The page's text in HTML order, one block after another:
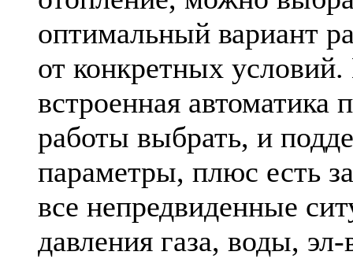
оптимальный вариант
от конкретных
встроенная
работы выбрать, и
параметры, плюс есть
все непредвиденные
давления газа, воды,